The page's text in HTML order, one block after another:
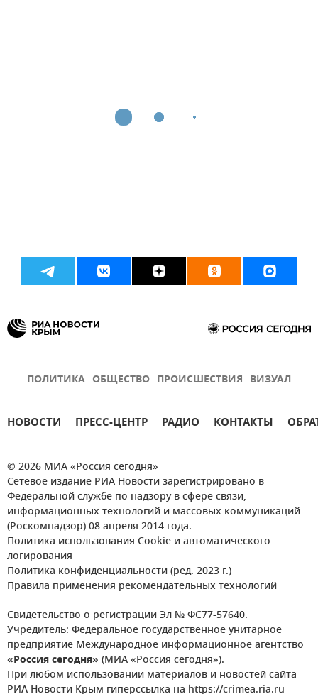
ПОЛИТИКА ОБЩЕСТВО ПРОИСШЕСТВИЯ ВИЗУАЛ
НОВОСТИ ПРЕСС-ЦЕНТР РАДИО КОНТАКТЫ
© 2026 МИА «Россия сегодня»
Сетевое издание РИА Новости зарегистрировано в
Федеральной службе по надзору в сфере связи,
информационных технологий и массовых коммуникаций
(Роскомнадзор) 08 апреля 2014 года.
Политика использования Cookie и автоматического
логирования
Политика конфиденциальности (ред. 2023 г.)
Правила применения рекомендательных технологий
Свидетельство о регистрации Эл № ФС77-57640.
Учредитель: Федеральное государственное унитарное
предприятие Международное информационное агентство
«Россия сегодня» (МИА «Россия сегодня»).
При любом использовании материалов и новостей сайта
РИА Новости Крым гиперссылка на https://crimea.ria.ru